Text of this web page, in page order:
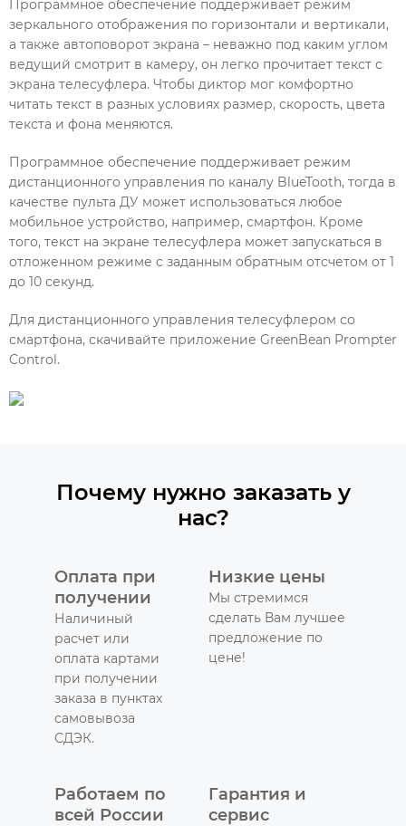
Программное обеспечение поддерживает режим
зеркального отображения по горизонтали и вертикали,
а также автоповорот экрана – неважно под каким углом
ведущий смотрит в камеру, он легко прочитает текст с
экрана телесуфлера. Чтобы диктор мог комфортно
читать текст в разных условиях размер, скорость, цвета
текста и фона меняются.
Программное обеспечение поддерживает режим
дистанционного управления по каналу BlueTooth, тогда в
качестве пульта ДУ может использоваться любое
мобильное устройство, например, смартфон. Кроме
того, текст на экране телесуфлера может запускаться в
отложенном режиме с заданным обратным отсчетом от 1
до 10 секунд.
Для дистанционного управления телесуфлером со
смартфона, скачивайте приложение GreenBean Prompter
Control.
Почему нужно заказать у
нас?
Оплата при
получении
Наличиный
расчет или
оплата картами
при получении
заказа в пунктах
самовывоза
СДЭК.
Низкие цены
Мы стремимся
сделать Вам лучшее
предложение по
цене!
Работаем по
всей России
Гарантия и
сервис